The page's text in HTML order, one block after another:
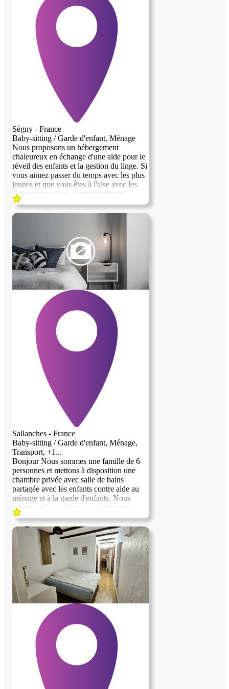
afin que chacun puisse vérifier que le
projet correspond a ses attentes
Ségny - France
Baby-sitting / Garde d'enfant, Ménage
Nous proposons un hébergement
chaleureux en échange d'une aide pour le
réveil des enfants et la gestion du linge. Si
vous aimez passer du temps avec les plus
jeunes et que vous êtes à l'aise avec les
tâches ménagères, cette opportunité
pourrait vous convenir parfaitement. Nous
serions ravis de vous accueillir et de
Sallanches - France
Baby-sitting / Garde d'enfant, Ménage,
Transport, +1...
Bonjour Nous sommes une famille de 6
personnes et mettons à disposition une
chambre privée avec salle de bains
partagée avec les enfants contre aide au
ménage et à la garde d'enfants. Nous
sommes très conviviaux et partageons
volontiers des discussions, sorties et
voyage. Nous recherchons un membre de
la famille supplémentaire contre aide à la
maison comme tous les autres membres.